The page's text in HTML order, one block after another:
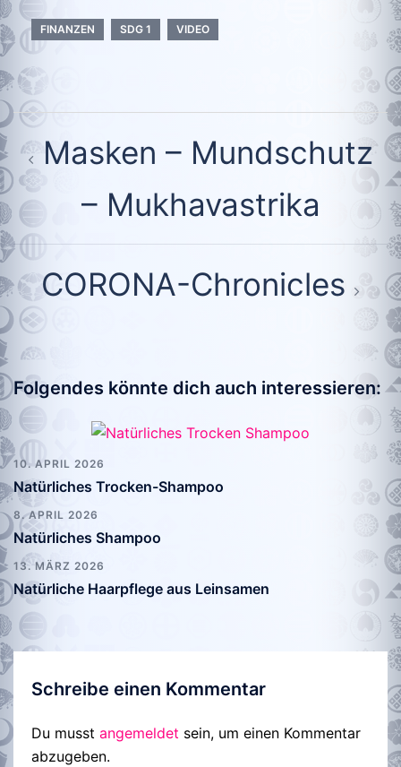
FINANZEN SDG 1 VIDEO
Beitragsnavigation
Masken – Mundschutz
– Mukhavastrika
CORONA-Chronicles
Folgendes könnte dich auch interessieren:
10. APRIL 2026
Natürliches Trocken-Shampoo
8. APRIL 2026
Natürliches Shampoo
13. MÄRZ 2026
Natürliche Haarpflege aus Leinsamen
Schreibe einen Kommentar
Du musst angemeldet sein, um einen Kommentar
abzugeben.